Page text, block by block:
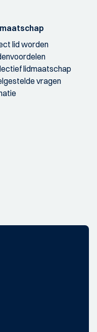
lid worden
lidmaatschap
vragen